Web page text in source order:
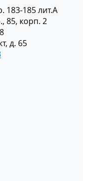
183-185 лит.А
85, корп. 2
д. 65